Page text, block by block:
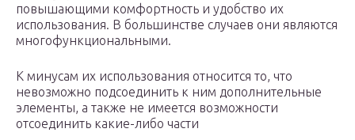
повышающими комфортность и удобство их
использования. В большинстве случаев они являются
многофункциональными.
К минусам их использования относится то, что
невозможно подсоединить к ним дополнительные
элементы, а также не имеется возможности
отсоединить какие-либо части